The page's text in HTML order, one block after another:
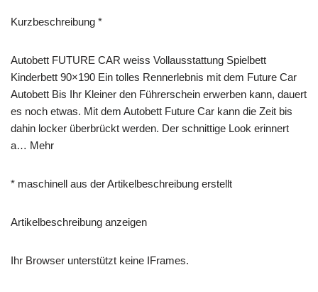
Kurzbeschreibung *
Autobett FUTURE CAR weiss Vollausstattung Spielbett
Kinderbett 90×190 Ein tolles Rennerlebnis mit dem Future Car
Autobett Bis Ihr Kleiner den Führerschein erwerben kann, dauert
es noch etwas. Mit dem Autobett Future Car kann die Zeit bis
dahin locker überbrückt werden. Der schnittige Look erinnert
a… Mehr
* maschinell aus der Artikelbeschreibung erstellt
Artikelbeschreibung anzeigen
Ihr Browser unterstützt keine IFrames.